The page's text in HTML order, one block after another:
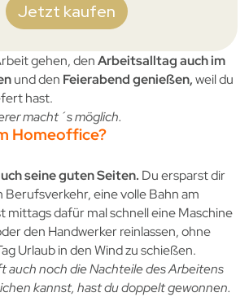
Jetzt kaufen
gehen, denArbeitsalltag auch im
und den Feierabend genießen,weil du
hast.
macht´s möglich.
Homeoffice?
seine guten Seiten. Du ersparst dir
Berufsverkehr, eine volle Bahn am
mittags dafür mal schnell eine Maschine
den Handwerker reinlassen, ohne
Urlaub in den Wind zu schießen.
auch noch die Nachteile des Arbeitens
kannst, hast du doppelt gewonnen.